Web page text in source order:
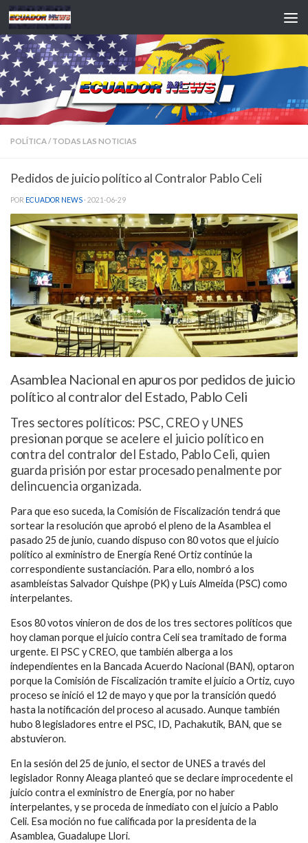
Saltar al contenido
POLÍTICA/ TODAS LAS NOTICIAS
Pedidos de juicio político al Contralor Pablo Celi
POR ECUADOR NEWS · 2021-06-29
Asamblea Nacional en apuros por pedidos de juicio
político al contralor del Estado, Pablo Celi
Tres sectores políticos: PSC, CREO y UNES
presionan porque se acelere el juicio político en
contra del contralor del Estado, Pablo Celi, quien
guarda prisión por estar procesado penalmente por
delincuencia organizada.
Para que eso suceda, la Comisión de Fiscalización tendrá que
sortear la resolución que aprobó el pleno de la Asamblea el
pasado 25 de junio, cuando dispuso con 80 votos que el juicio
político al exministro de Energía René Ortiz continúe la
correspondiente sustanciación. Para ello, nombró a los
asambleístas Salvador Quishpe (PK) y Luis Almeida (PSC) como
interpelantes.
Esos 80 votos vinieron de dos de los tres sectores políticos que
hoy claman porque el juicio contra Celi sea tramitado de forma
urgente. El PSC y CREO, que también alberga a los
independientes en la Bancada Acuerdo Nacional (BAN), optaron
porque la Comisión de Fiscalización tramite el juicio a Ortiz, cuyo
proceso se inició el 12 de mayo y que por la transición quedó
hasta la notificación del proceso al acusado. Aunque también
hubo 8 legisladores entre el PSC, ID, Pachakutik, BAN, que se
abstuvieron.
En la sesión del 25 de junio, el sector de UNES a través del
legislador Ronny Aleaga planteó que se declare improcedente el
juicio contra el exministro de Energía, por no haber
interpelantes, y se proceda de inmediato con el juicio a Pablo
Celi. Esa moción no fue calificada por la presidenta de la
Asamblea, Guadalupe Llori.